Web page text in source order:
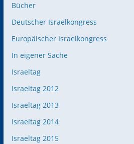
Bücher
Deutscher Israelkongress
Europäischer Israelkongress
In eigener Sache
Israeltag
Israeltag 2012
Israeltag 2013
Israeltag 2014
Israeltag 2015